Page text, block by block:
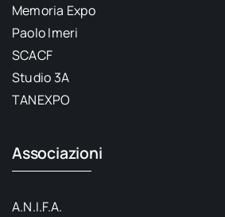
Memoria Expo
Paolo Imeri
SCACF
Studio 3A
TANEXPO
Associazioni
A.N.I.F.A.